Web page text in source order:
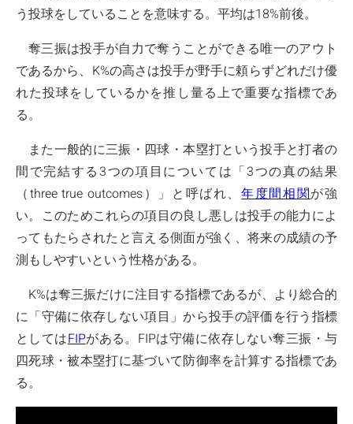
う投球をしていることを意味する。平均は18%前後。
奪三振は投手が自力で奪うことができる唯一のアウト
であるから、K%の高さは投手が野手に頼らずどれだけ優
れた投球をしているかを推し量る上で重要な指標であ
る。
また一般的に三振・四球・本塁打という投手と打者の
間で完結する3つの項目については「3つの真の結果
（three true outcomes）」と呼ばれ、年度間相関が強
い。このためこれらの項目の良し悪しは投手の能力によ
ってもたらされたと言える側面が強く、将来の成績の予
測もしやすいという性格がある。
K%は奪三振だけに注目する指標であるが、より総合的
に「守備に依存しない項目」から投手の評価を行う指標
としてはFIPがある。FIPは守備に依存しない奪三振・与
四死球・被本塁打に基づいて防御率を計算する指標であ
る。